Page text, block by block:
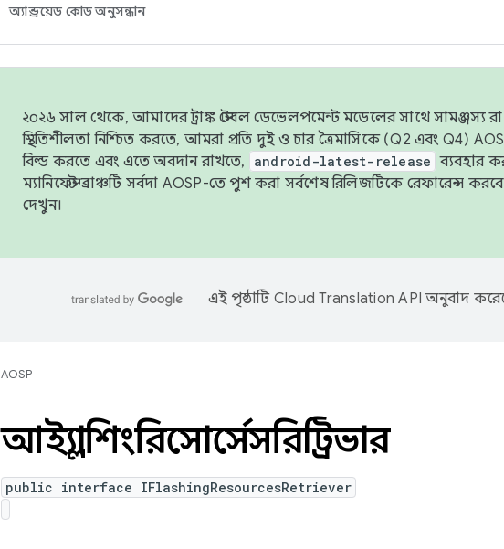
অ্যান্ড্রয়েড কোড অনুসন্ধান
২০২৬ সাল থেকে, আমাদের ট্রাঙ্ক স্টেবল ডেভেলপমেন্ট মডেলের সাথে সামঞ্জস্য
স্থিতিশীলতা নিশ্চিত করতে, আমরা প্রতি দুই ও চার ত্রৈমাসিকে (Q2 এবং Q4)
বিল্ড করতে এবং এতে অবদান রাখতে,
android-latest-release ব্যবহার
ম্যানিফেস্ট ব্রাঞ্চটি সর্বদা AOSP-তে পুশ করা সর্বশেষ রিলিজটিকে রেফারেন্স
দেখুন।
এই পৃষ্ঠাটি Cloud Translation API অনুবাদ
AOSP
আইফ্ল্যাশিংরিসোর্সেসরিট্রিভার
public interface IFlashingResourcesRetriever